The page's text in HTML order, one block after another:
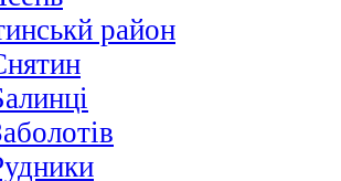
район